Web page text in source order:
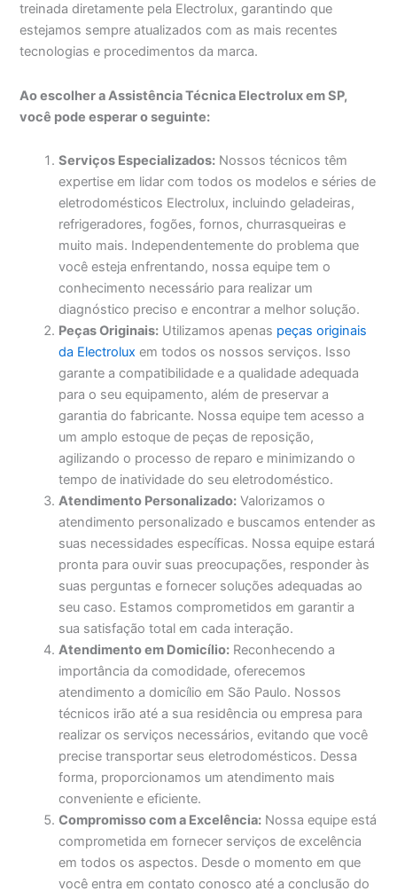
treinada diretamente pela Electrolux, garantindo que
estejamos sempre atualizados com as mais recentes
tecnologias e procedimentos da marca.
Ao escolher a Assistência Técnica Electrolux em SP,
você pode esperar o seguinte:
Serviços Especializados: Nossos técnicos têm
expertise em lidar com todos os modelos e séries de
eletrodomésticos Electrolux, incluindo geladeiras,
refrigeradores, fogões, fornos, churrasqueiras e
muito mais. Independentemente do problema que
você esteja enfrentando, nossa equipe tem o
conhecimento necessário para realizar um
diagnóstico preciso e encontrar a melhor solução.
Peças Originais: Utilizamos apenas peças originais
da Electrolux em todos os nossos serviços. Isso
garante a compatibilidade e a qualidade adequada
para o seu equipamento, além de preservar a
garantia do fabricante. Nossa equipe tem acesso a
um amplo estoque de peças de reposição,
agilizando o processo de reparo e minimizando o
tempo de inatividade do seu eletrodoméstico.
Atendimento Personalizado: Valorizamos o
atendimento personalizado e buscamos entender as
suas necessidades específicas. Nossa equipe estará
pronta para ouvir suas preocupações, responder às
suas perguntas e fornecer soluções adequadas ao
seu caso. Estamos comprometidos em garantir a
sua satisfação total em cada interação.
Atendimento em Domicílio: Reconhecendo a
importância da comodidade, oferecemos
atendimento a domicílio em São Paulo. Nossos
técnicos irão até a sua residência ou empresa para
realizar os serviços necessários, evitando que você
precise transportar seus eletrodomésticos. Dessa
forma, proporcionamos um atendimento mais
conveniente e eficiente.
Compromisso com a Excelência: Nossa equipe está
comprometida em fornecer serviços de excelência
em todos os aspectos. Desde o momento em que
você entra em contato conosco até a conclusão do